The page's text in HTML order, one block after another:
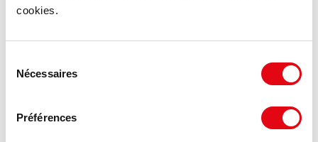
cookies.
Nécessaires
Préférences